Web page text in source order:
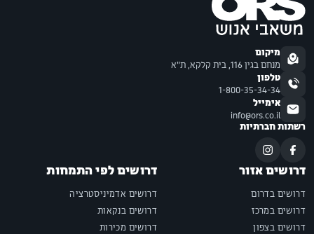
מיקום
מנחם בגין 116, בית קלקא, ת"א
טלפון
1-800-35-34-34
אימייל
info@ors.co.il
רשתות חברתיות
דרושים אזור
דרושים בדרום
דרושים במרכז
דרושים בצפון
דרושים לפי התמחות
דרושים אדמיניסטרציה
דרושים בנקאות
דרושים מכירות